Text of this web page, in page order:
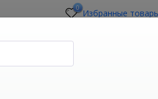
0 Избранные